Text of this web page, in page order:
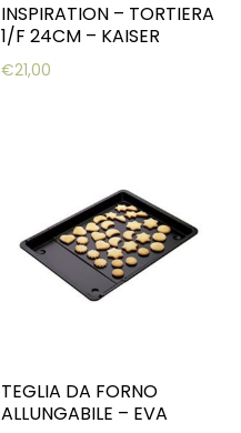
INSPIRATION – TORTIERA
1/F 24CM – KAISER
€21,00
TEGLIA DA FORNO
ALLUNGABILE – EVA